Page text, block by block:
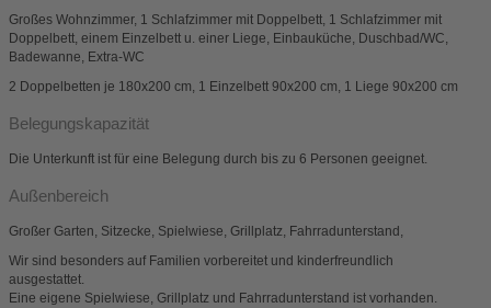
Großes Wohnzimmer, 1 Schlafzimmer mit Doppelbett, 1 Schlafzimmer mit
Doppelbett, einem Einzelbett u. einer Liege, Einbauküche, Duschbad/WC,
Badewanne, Extra-WC
2 Doppelbetten je 180x200 cm, 1 Einzelbett 90x200 cm, 1 Liege 90x200 cm
Belegungskapazität
Die Unterkunft ist für eine Belegung durch bis zu 6 Personen geeignet.
Außenbereich
Großer Garten, Sitzecke, Spielwiese, Grillplatz, Fahrradunterstand,
Wir sind besonders auf Familien vorbereitet und kinderfreundlich
ausgestattet.
Eine eigene Spielwiese, Grillplatz und Fahrradunterstand ist vorhanden.